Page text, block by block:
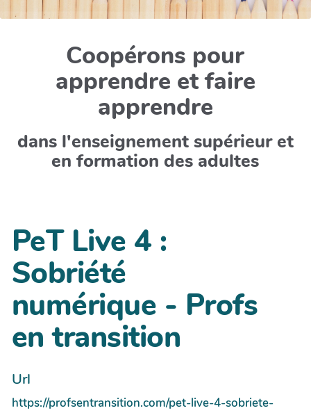
Coopérons pour
apprendre et faire
apprendre
dans l'enseignement supérieur et
en formation des adultes
PeT Live 4 :
Sobriété
numérique - Profs
en transition
Url
https://profsentransition.com/pet-live-4-sobriete-